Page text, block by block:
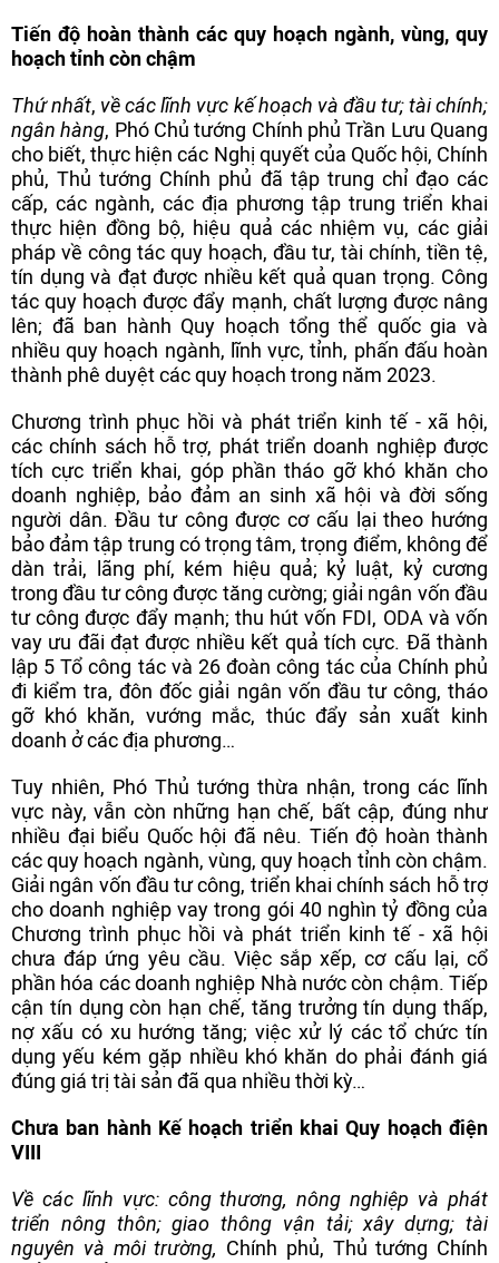
Tiến độ hoàn thành các quy hoạch ngành, vùng, quy
hoạch tỉnh còn chậm
Thứ nhất, về các lĩnh vực kế hoạch và đầu tư; tài chính;
ngân hàng, Phó Chủ tướng Chính phủ Trần Lưu Quang
cho biết, thực hiện các Nghị quyết của Quốc hội, Chính
phủ, Thủ tướng Chính phủ đã tập trung chỉ đạo các
cấp, các ngành, các địa phương tập trung triển khai
thực hiện đồng bộ, hiệu quả các nhiệm vụ, các giải
pháp về công tác quy hoạch, đầu tư, tài chính, tiền tệ,
tín dụng và đạt được nhiều kết quả quan trọng. Công
tác quy hoạch được đẩy mạnh, chất lượng được nâng
lên; đã ban hành Quy hoạch tổng thể quốc gia và
nhiều quy hoạch ngành, lĩnh vực, tỉnh, phấn đấu hoàn
thành phê duyệt các quy hoạch trong năm 2023.
Chương trình phục hồi và phát triển kinh tế - xã hội,
các chính sách hỗ trợ, phát triển doanh nghiệp được
tích cực triển khai, góp phần tháo gỡ khó khăn cho
doanh nghiệp, bảo đảm an sinh xã hội và đời sống
người dân. Đầu tư công được cơ cấu lại theo hướng
bảo đảm tập trung có trọng tâm, trọng điểm, không để
dàn trải, lãng phí, kém hiệu quả; kỷ luật, kỷ cương
trong đầu tư công được tăng cường; giải ngân vốn đầu
tư công được đẩy mạnh; thu hút vốn FDI, ODA và vốn
vay ưu đãi đạt được nhiều kết quả tích cực. Đã thành
lập 5 Tổ công tác và 26 đoàn công tác của Chính phủ
đi kiểm tra, đôn đốc giải ngân vốn đầu tư công, tháo
gỡ khó khăn, vướng mắc, thúc đẩy sản xuất kinh
doanh ở các địa phương…
Tuy nhiên, Phó Thủ tướng thừa nhận, trong các lĩnh
vực này, vẫn còn những hạn chế, bất cập, đúng như
nhiều đại biểu Quốc hội đã nêu. Tiến độ hoàn thành
các quy hoạch ngành, vùng, quy hoạch tỉnh còn chậm.
Giải ngân vốn đầu tư công, triển khai chính sách hỗ trợ
cho doanh nghiệp vay trong gói 40 nghìn tỷ đồng của
Chương trình phục hồi và phát triển kinh tế - xã hội
chưa đáp ứng yêu cầu. Việc sắp xếp, cơ cấu lại, cổ
phần hóa các doanh nghiệp Nhà nước còn chậm. Tiếp
cận tín dụng còn hạn chế, tăng trưởng tín dụng thấp,
nợ xấu có xu hướng tăng; việc xử lý các tổ chức tín
dụng yếu kém gặp nhiều khó khăn do phải đánh giá
đúng giá trị tài sản đã qua nhiều thời kỳ…
Chưa ban hành Kế hoạch triển khai Quy hoạch điện
VIII
Về các lĩnh vực: công thương, nông nghiệp và phát
triển nông thôn; giao thông vận tải; xây dựng; tài
nguyên và môi trường, Chính phủ, Thủ tướng Chính